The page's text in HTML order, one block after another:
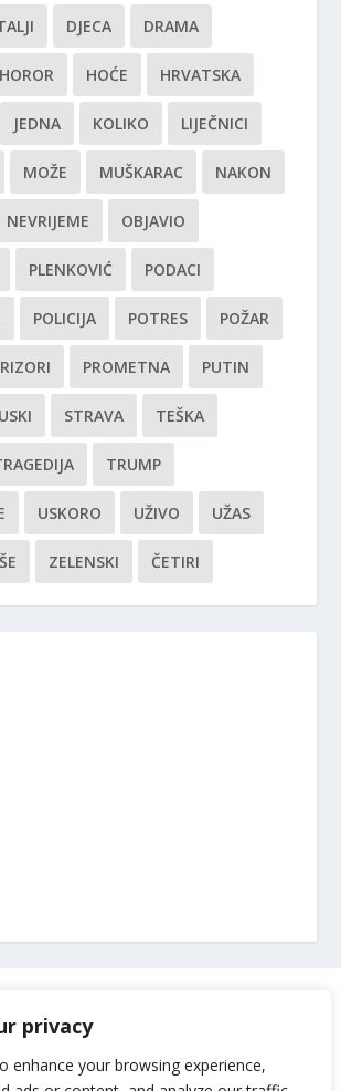
privacy
enhance your browsing experience,
DJECA DRAMA
HOROR HOĆE HRVATSKA
JEDNA KOLIKO LIJEČNICI
MOŽE MUŠKARAC NAKON
NEVRIJEME OBJAVIO
PLENKOVIĆ PODACI
POLICIJA POTRES POŽAR
PROMETNA PUTIN
STRAVA TEŠKA
TRUMP
USKORO UŽIVO UŽAS
ZELENSKI ČETIRI